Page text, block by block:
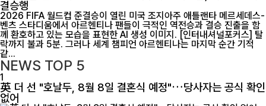
결승행
2026 FIFA 월드컵 준결승이 열린 미국 조지아주 애틀랜타 메르세데스-
벤츠 스타디움에서 아르헨티나 팬들이 극적인 역전승과 결승 진출을 함
께 환호하고 있는 모습을 표현한 AI 생성 이미지. [인터내셔널포커스] 탈
락까지 불과 5분. 그러나 세계 챔피언 아르헨티나는 마지막 순간 기적
같...
NEWS TOP 5
1
英 더 선 "호날두, 8월 8일 결혼식 예정"…당사자는 공식 확인
없어